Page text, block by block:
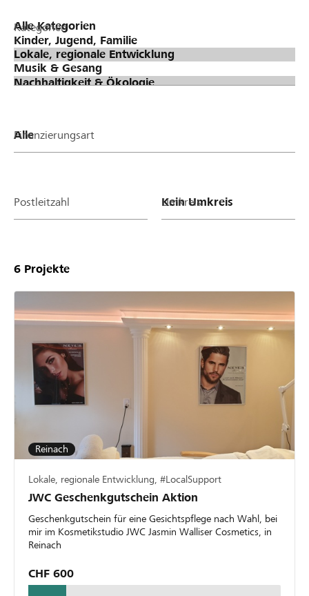
Kategorien
Finanzierungsart
Postleitzahl Umkreis
6 Projekte
Reinach
Lokale, regionale Entwicklung, #LocalSupport
JWC Geschenkgutschein Aktion
Geschenkgutschein für eine Gesichtspflege nach Wahl, bei
mir im Kosmetikstudio JWC Jasmin Walliser Cosmetics, in
Reinach
CHF 600